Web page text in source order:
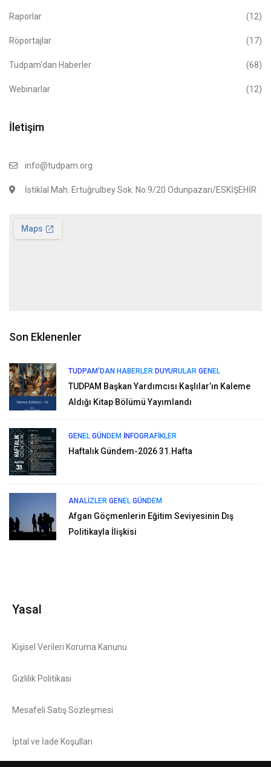
Raporlar (12)
Röportajlar (17)
Tudpam'dan Haberler (68)
Webinarlar (12)
İletişim
info@tudpam.org
İstiklal Mah. Ertuğrulbey Sok. No:9/20 Odunpazarı/ESKİŞEHİR
Son Eklenenler
TUDPAM'DAN HABERLER DUYURULAR GENEL
TUDPAM Başkan Yardımcısı Kaşlılar’ın Kaleme
Aldığı Kitap Bölümü Yayımlandı
GENEL GÜNDEM İNFOGRAFIKLER
Haftalık Gündem-2026 31.Hafta
ANALIZLER GENEL GÜNDEM
Afgan Göçmenlerin Eğitim Seviyesinin Dış
Politikayla İlişkisi
Yasal
Kişisel Verileri Koruma Kanunu
Gizlilik Politikası
Mesafeli Satış Sözleşmesi
İptal ve İade Koşulları